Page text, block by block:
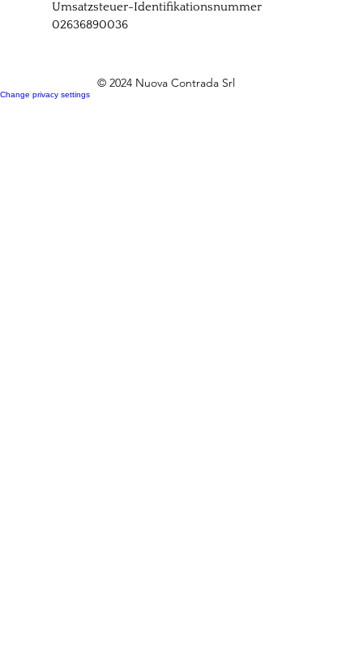
Umsatzsteuer-Identifikationsnummer
02636890036
© 2024 Nuova Contrada Srl
Change privacy settings